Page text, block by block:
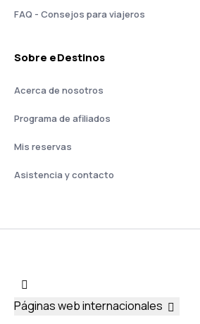
FAQ - Consejos para viajeros
Sobre eDestinos
Acerca de nosotros
Programa de afiliados
Mis reservas
Asistencia y contacto
Páginas web internacionales